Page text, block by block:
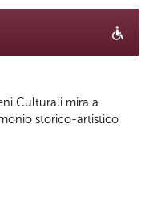
Culturali mira a
storico-artistico